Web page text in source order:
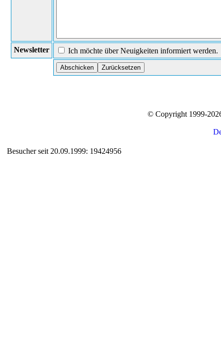
Newsletter Ich möchte über Neuigkeiten informiert werden.
© Copyright 1999-
Besucher seit 20.09.1999: 19424956